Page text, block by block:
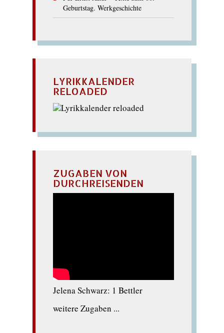
Geburtstag. Werkgeschichte
LYRIKKALENDER
RELOADED
ZUGABEN VON
DURCHREISENDEN
Jelena Schwarz: 1 Bettler
weitere Zugaben ...